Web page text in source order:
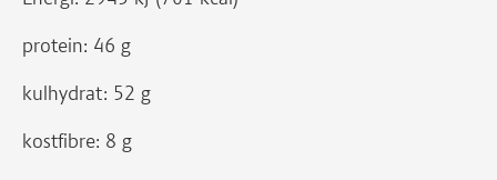
protein: 46 g
kulhydrat: 52 g
kostfibre: 8 g